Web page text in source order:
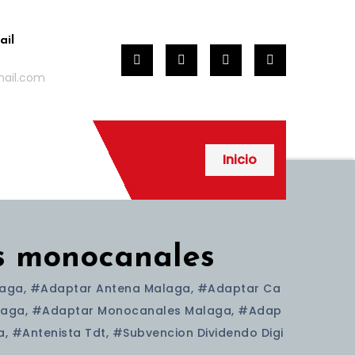
Inicio
monocanales
, #adaptar Antena Malaga, #adaptar Ca
, #adaptar Monocanales Malaga, #adap
, #antenista Tdt, #subvencion Dividendo Digi